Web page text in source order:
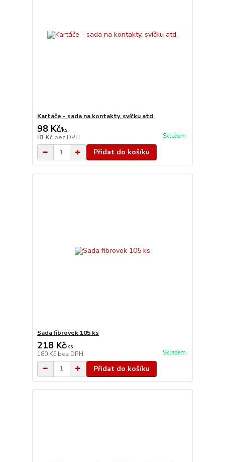
Kartáče - sada na kontakty, svíčku atd.
98 Kč/ks
81 Kč bez DPH Skladem
Přidat do košíku
Sada fibrovek 105 ks
218 Kč/ks
180 Kč bez DPH Skladem
Přidat do košíku